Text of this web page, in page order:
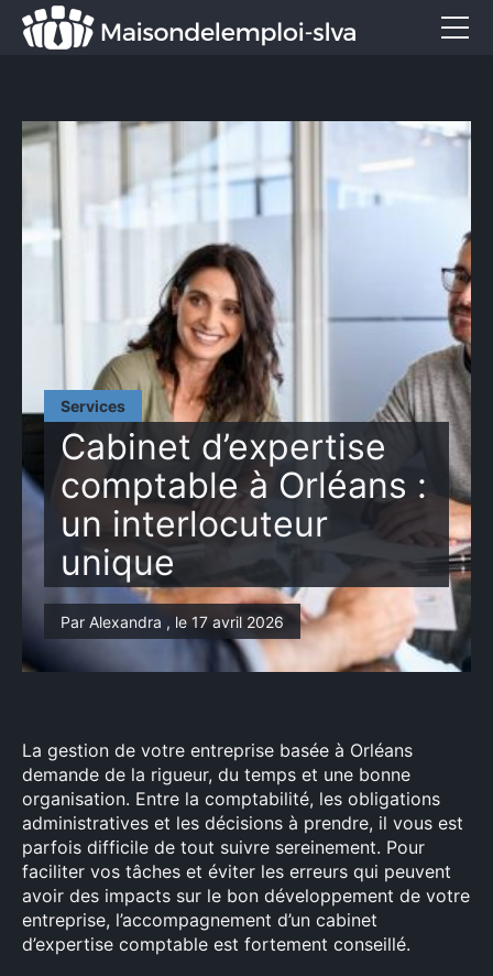
Services
Cabinet d’expertise
comptable à Orléans :
un interlocuteur
unique
Par Alexandra , le 17 avril 2026
La gestion de votre entreprise basée à Orléans
demande de la rigueur, du temps et une bonne
organisation. Entre la comptabilité, les obligations
administratives et les décisions à prendre, il vous est
parfois difficile de tout suivre sereinement. Pour
faciliter vos tâches et éviter les erreurs qui peuvent
avoir des impacts sur le bon développement de votre
entreprise, l’accompagnement d’un cabinet
d’expertise comptable est fortement conseillé.
Formation
Entreprise